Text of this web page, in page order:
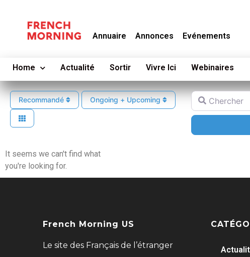
Annuaire Annonces Evénements
Home Actualité Sortir Vivre Ici Webinaires
Recommandé Ongoing + Upcoming
Chercher
It seems we can't find what
you're looking for.
French Morning US
Le site des Français de l’étranger